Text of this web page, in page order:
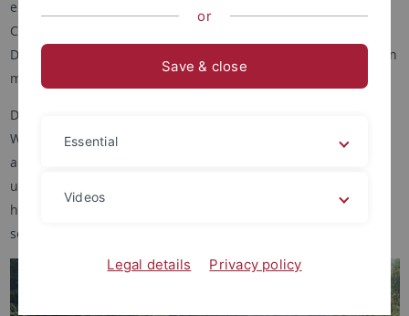
einerseits abhängig von einer möglichst hochauflösenden
Chronologie und einer räumlich umfangreichen
Datengrundlage, andererseits aber auch von einer Vielzahl von
methodischen Ansätzen.
Die Arbeitsgruppe Terrestrische Paläoklimatologie arbeitet im
Wesentlichen organismisch basiert (Wirbeltiere und Pflanzen
als Proxies) und geländeorientiert (eigene Geländearbeiten
und Grabungen). In unserer Forschung nutzen wir darüber
hinaus isotopengeochemische und geophysikalische Ansätze,
sowie datenbankgestützte Analysen.
or
Save & close
Essential
Videos
Legal details Privacy policy